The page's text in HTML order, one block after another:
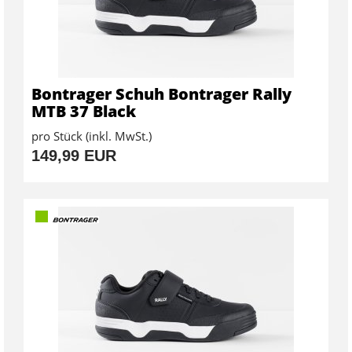
Bontrager Schuh Bontrager Rally
MTB 37 Black
pro Stück (inkl. MwSt.)
149,99 EUR